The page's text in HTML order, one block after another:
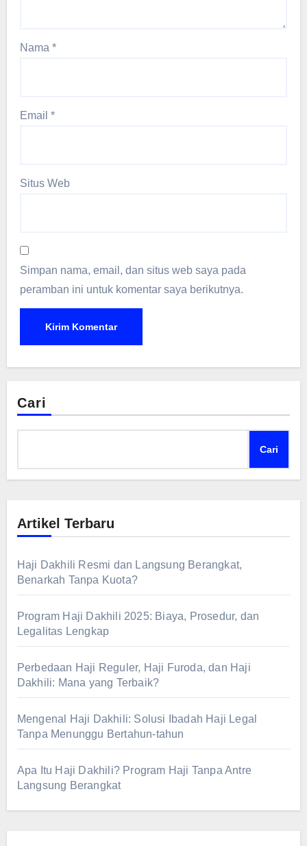
Nama*
Email*
Situs Web
Simpan nama, email, dan situs web saya pada
peramban ini untuk komentar saya berikutnya.
Cari
Cari
Artikel Terbaru
Haji Dakhili Resmi dan Langsung Berangkat,
Benarkah Tanpa Kuota?
Program Haji Dakhili 2025: Biaya, Prosedur, dan
Legalitas Lengkap
Perbedaan Haji Reguler, Haji Furoda, dan Haji
Dakhili: Mana yang Terbaik?
Mengenal Haji Dakhili: Solusi Ibadah Haji Legal
Tanpa Menunggu Bertahun-tahun
Apa Itu Haji Dakhili? Program Haji Tanpa Antre
Langsung Berangkat